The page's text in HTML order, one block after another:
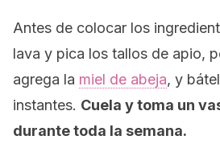
Antes de colocar los
lava y pica los tallos de apio,
agrega la miel de abeja, y
instantes. Cuela y toma un
durante toda la semana.